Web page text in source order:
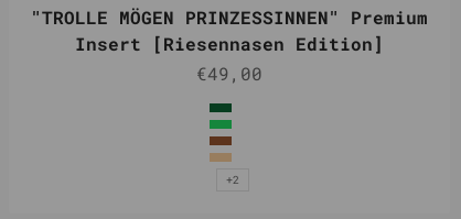
"TROLLE MÖGEN PRINZESSINNEN" Premium
Insert [Riesennasen Edition]
Angebot
€49,00
Farbe
Dunkelgrün
Grün
Braun
Natur
+2